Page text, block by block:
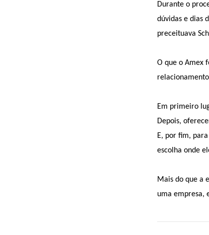
Durante o
dúvidas e dias
preceituava
O que o Amex
Em primeiro
Depois,
E, por fim,
escolha onde
Mais do que a
uma empresa,